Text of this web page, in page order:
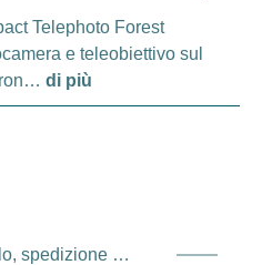
Telephoto Forest
e teleobiettivo sul
di più
Negozio sigillo, spedizione e spedizione Fornitore di servizi di pagamento